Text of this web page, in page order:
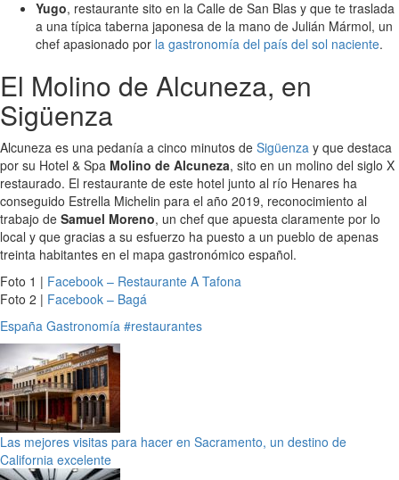
Yugo, restaurante sito en la Calle de San Blas y que te traslada
a una típica taberna japonesa de la mano de Julián Mármol, un
chef apasionado por la gastronomía del país del sol naciente.
El Molino de Alcuneza, en
Sigüenza
Alcuneza es una pedanía a cinco minutos de Sigüenza y que destaca
por su Hotel & Spa Molino de Alcuneza, sito en un molino del siglo X
restaurado. El restaurante de este hotel junto al río Henares ha
conseguido Estrella Michelin para el año 2019, reconocimiento al
trabajo de Samuel Moreno, un chef que apuesta claramente por lo
local y que gracias a su esfuerzo ha puesto a un pueblo de apenas
treinta habitantes en el mapa gastronómico español.
Foto 1 | Facebook – Restaurante A Tafona
Foto 2 | Facebook – Bagá
España Gastronomía #restaurantes
Las mejores visitas para hacer en Sacramento, un destino de
California excelente